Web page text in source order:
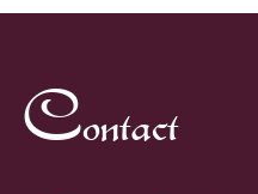
Contact